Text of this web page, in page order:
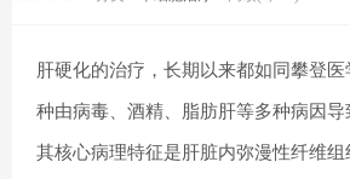
肝硬化的治疗，长期以来都如同攀登
种由病毒、酒精、脂肪肝等多种病因导
其核心病理特征是肝脏内弥漫性纤维